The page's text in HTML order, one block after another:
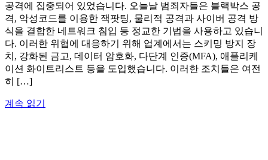
공격에 집중되어 있었습니다. 오늘날 범죄자들은 블랙박스 공
격, 악성코드를 이용한 잭팟팅, 물리적 공격과 사이버 공격 방
식을 결합한 네트워크 침입 등 정교한 기법을 사용하고 있습니
다. 이러한 위협에 대응하기 위해 업계에서는 스키밍 방지 장
치, 강화된 금고, 데이터 암호화, 다단계 인증(MFA), 애플리케
이션 화이트리스트 등을 도입했습니다. 이러한 조치들은 여전
히 […]
계속 읽기